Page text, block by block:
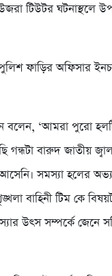
টিউটর ঘটনাস্থলে
পুলিশ ফাড়ির অফিসার
বলেন, ‘আমরা পুরো
গন্ধটা বারুদ জাতীয়
সমস্যা হলের
বাহিনী টিম কে
উৎস সম্পর্কে জেনে